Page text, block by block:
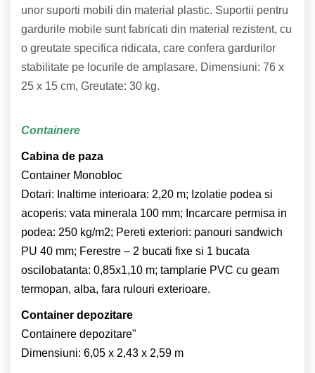
unor suporti mobili din material plastic. Suportii pentru
gardurile mobile sunt fabricati din material rezistent, cu
o greutate specifica ridicata, care confera gardurilor
stabilitate pe locurile de amplasare. Dimensiuni: 76 x
25 x 15 cm, Greutate: 30 kg.
Containere
Cabina de paza
Container Monobloc
Dotari: Inaltime interioara: 2,20 m; Izolatie podea si
acoperis: vata minerala 100 mm; Incarcare permisa in
podea: 250 kg/m2; Pereti exteriori: panouri sandwich
PU 40 mm; Ferestre – 2 bucati fixe si 1 bucata
oscilobatanta: 0,85x1,10 m; tamplarie PVC cu geam
termopan, alba, fara rulouri exterioare.
Container depozitare
Containere depozitare"
Dimensiuni: 6,05 x 2,43 x 2,59 m